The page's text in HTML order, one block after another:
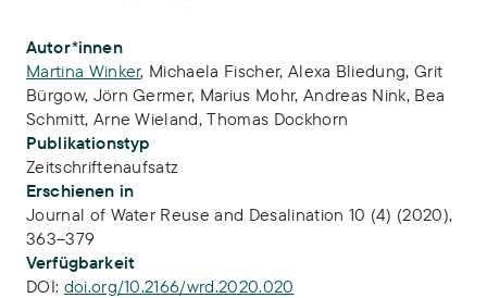
Publikations-Infos
Autor*innen
Martina Winker, Michaela Fischer, Alexa Bliedung,Grit
Bürgow, Jörn Germer, Marius Mohr, Andreas Nink, Bea
Schmitt, Arne Wieland,Thomas Dockhorn
Publikationstyp
Zeitschriftenaufsatz
Erschienen in
Journal of Water Reuse and Desalination 10 (4) (2020),
363–379
Verfügbarkeit
DOI: doi.org/10.2166/wrd.2020.020